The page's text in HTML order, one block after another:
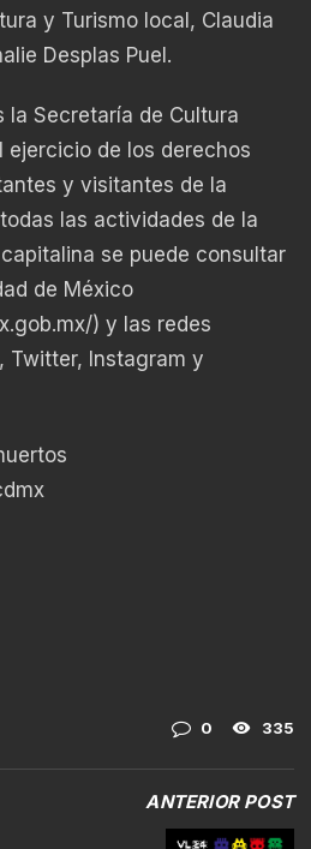
y Turismo local, Claudia
Desplas Puel.
la Secretaría de Cultura
de los derechos
y visitantes de la
las actividades de la
se puede consultar
de México
) y las redes
Twitter, Instagram y
0 335
ANTERIOR POST